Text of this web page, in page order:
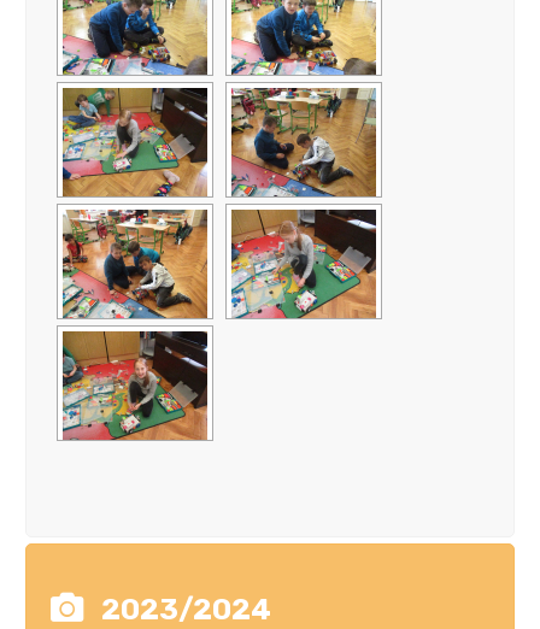
2023/2024